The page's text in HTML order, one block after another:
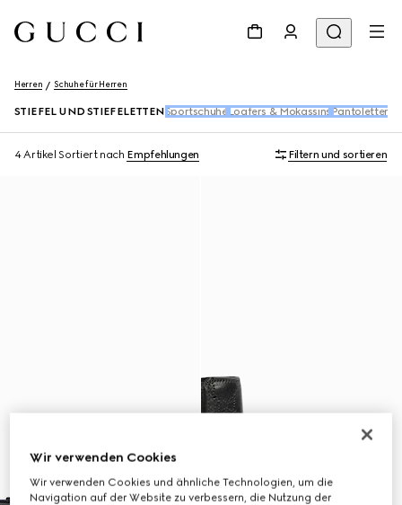
Herren Schuhe für Herren
STIEFEL UND STIEFELETTEN Sportschuhe Loafers & Mokassins Pantoletten
4 Artikel Sortiert nach Empfehlungen Filtern und sortieren
Wir verwenden Cookies
Wir verwenden Cookies und ähnliche Technologien, um die
Navigation auf der Website zu verbessern, die Nutzung der